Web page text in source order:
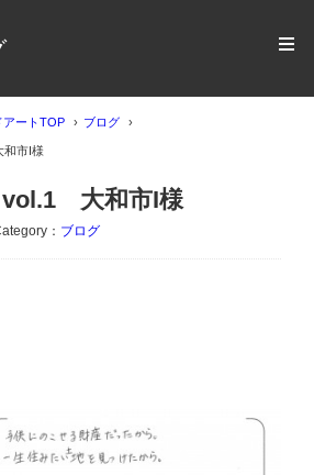
アートTOP ブログ
市I様
大和市I様
： ブログ